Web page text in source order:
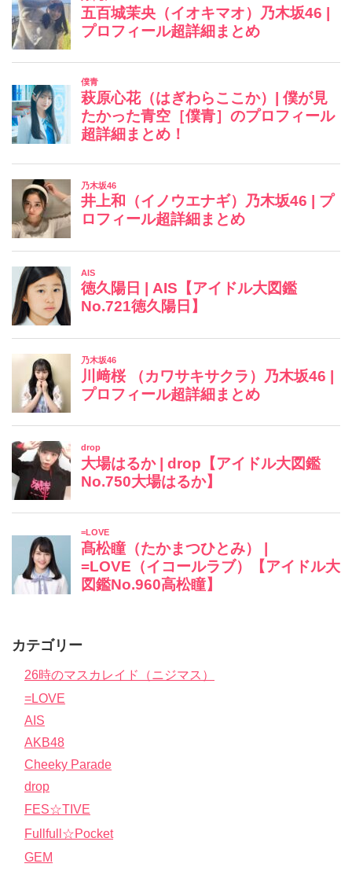
カテゴリー
26時のマスカレイド（ニジマス）
=LOVE
AIS
AKB48
Cheeky Parade
drop
FES☆TIVE
Fullfull☆Pocket
GEM